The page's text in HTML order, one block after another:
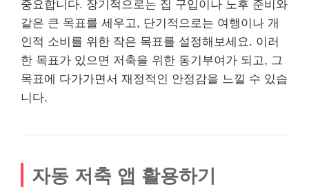
중요합니다. 장기적으로는 집 구입이나 노후 준비와
같은 큰 목표를 세우고, 단기적으로는 여행이나 개
인적 소비를 위한 작은 목표를 설정해보세요. 이러
한 목표가 있으면 저축을 위한 동기부여가 되고, 그
목표에 다가가면서 재정적인 안정감을 느낄 수 있습
니다.
자동 저축 앱 활용하기